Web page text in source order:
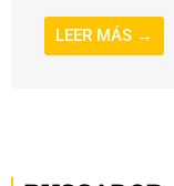
LEER MÁS →